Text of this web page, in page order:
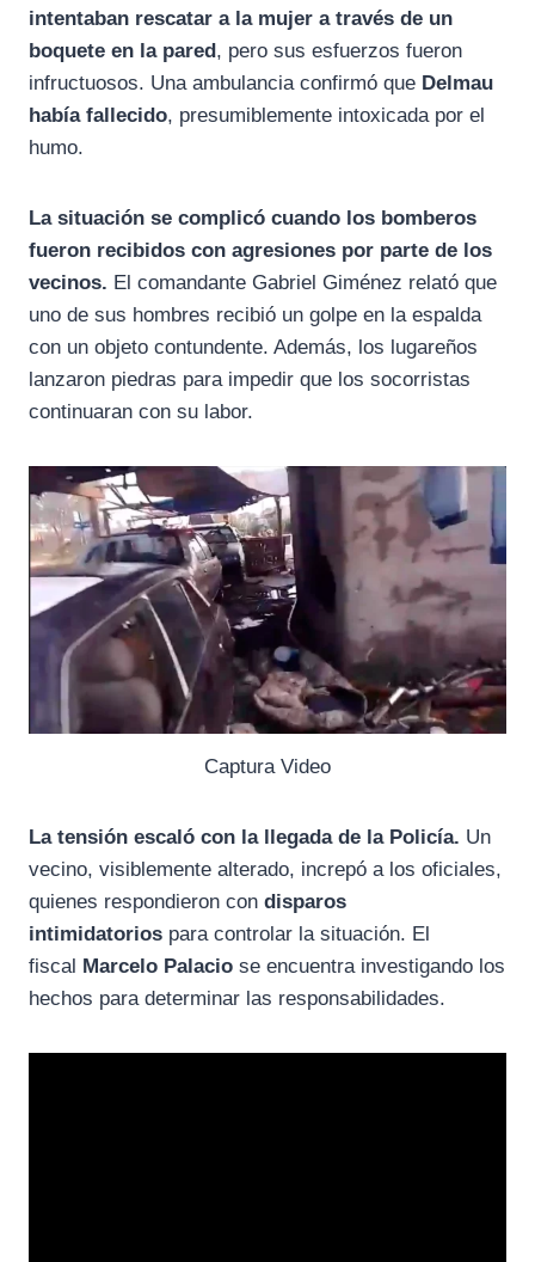
intentaban rescatar a la mujer a través de un
boquete en la pared , pero sus esfuerzos fueron
infructuosos. Una ambulancia confirmó que Delmau
había fallecido, presumiblemente intoxicada por el
humo.
La situación se complicó cuando los bomberos
fueron recibidos con agresiones por parte de los
vecinos. El comandante Gabriel Giménez relató que
uno de sus hombres recibió un golpe en la espalda
con un objeto contundente. Además, los lugareños
lanzaron piedras para impedir que los socorristas
continuaran con su labor.
Captura Video
La tensión escaló con la llegada de la Policía. Un
vecino, visiblemente alterado, increpó a los oficiales,
quienes respondieron con disparos
intimidatorios para controlar la situación. El
fiscal Marcelo Palacio se encuentra investigando los
hechos para determinar las responsabilidades.